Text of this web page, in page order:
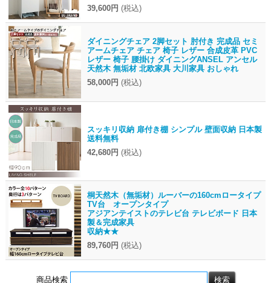
39,600円 (税込)
ダイニングチェア 2脚セット 肘付き 完成品 セミ
アームチェア チェア 椅子 レザー 合成皮革 PVC
レザー 椅子 腰掛け ダイニングANSEL アンセル
天然木 無垢材 北欧家具 大川家具 おしゃれ
58,000円 (税込)
スッキリ収納 扉付き棚 シンプル 壁面収納 日本製
送料無料
42,680円 (税込)
桐天然木（無垢材）ルーバーの160cmロータイプ
TV台 オープンタイプ
アジアンテイストのテレビ台 テレビボード 日本
製＆完成家具
収納★★
89,760円 (税込)
商品検索